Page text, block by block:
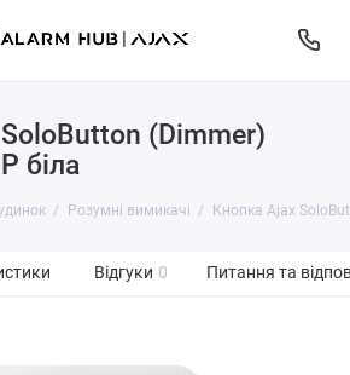
(Dimmer)
біла
Розумні вимикачі Кнопка Ajax
Відгуки 0 Питання та